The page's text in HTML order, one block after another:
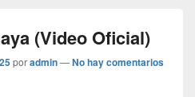
(Video Oficial)
poradmin—No hay comentarios